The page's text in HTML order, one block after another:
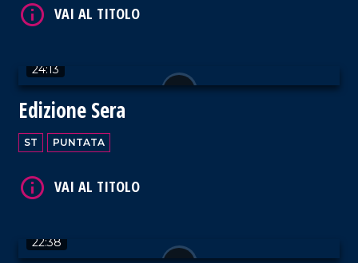
24:13
Edizione Sera
ST PUNTATA
22:38
VAI AL TITOLO
VAI AL TITOLO